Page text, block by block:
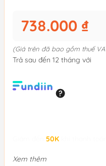
738.000 ₫
(Giá trên đã bao gồm thuế
Trả sau đến 12 tháng với
50K
Xem thêm